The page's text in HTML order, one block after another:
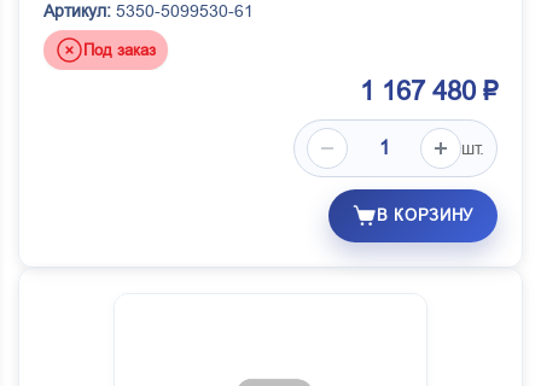
Артикул: 5350-5099530-61
Под заказ
1 167 480 ₽
шт.
В КОРЗИНУ